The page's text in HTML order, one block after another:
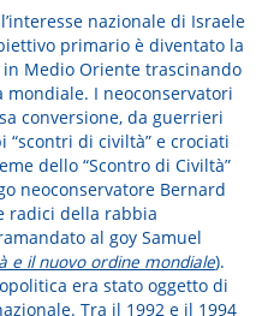
nazionale di Israele
primario è diventato la
Medio Oriente trascinando
I neoconservatori
conversione, da guerrieri
di civiltà” e crociati
dello “Scontro di Civiltà”
neoconservatore Bernard
radici della rabbia
al goy Samuel
e il nuovo ordine mondiale).
era stato oggetto di
Tra il 1992 e il 1994